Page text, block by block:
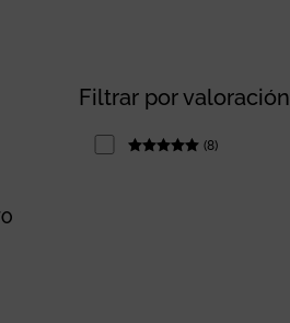
Filtrar por valoración
(8)